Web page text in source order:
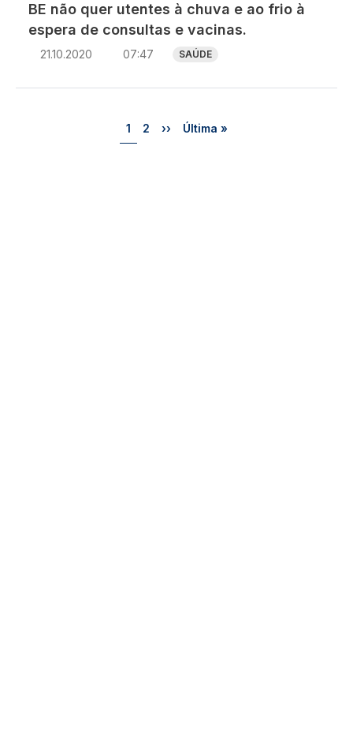
BE não quer utentes à chuva e ao frio à
espera de consultas e vacinas.
21.10.2020 07:47 SAÚDE
Página
1 Página
2 Próxima página
›› Última página
Última »